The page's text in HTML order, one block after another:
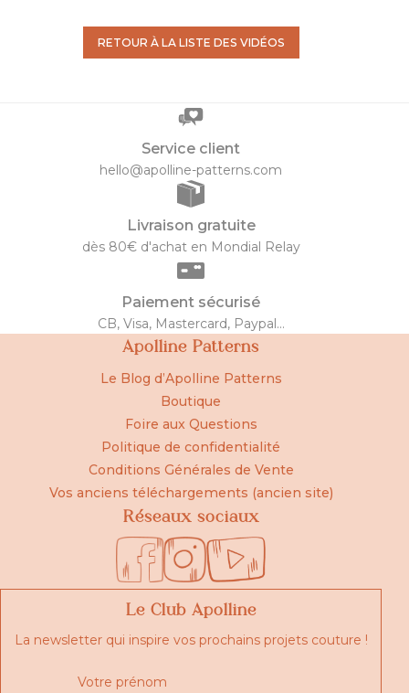
RETOUR À LA LISTE DES VIDÉOS
Service client
hello@apolline-patterns.com
Livraison gratuite
dès 80€ d'achat en Mondial Relay
Paiement sécurisé
CB, Visa, Mastercard, Paypal...
Apolline Patterns
Le Blog d’Apolline Patterns
Boutique
Foire aux Questions
Politique de confidentialité
Conditions Générales de Vente
Vos anciens téléchargements (ancien site)
Réseaux sociaux
Le Club Apolline
La newsletter qui inspire vos prochains projets couture !